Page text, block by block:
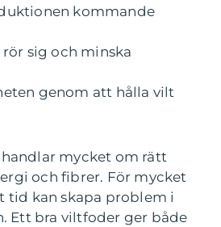
kommande
sig och minska
genom att hålla vilt
mycket om rätt
och fibrer. För mycket
tid kan skapa problem i
Ett bra viltfoder ger både